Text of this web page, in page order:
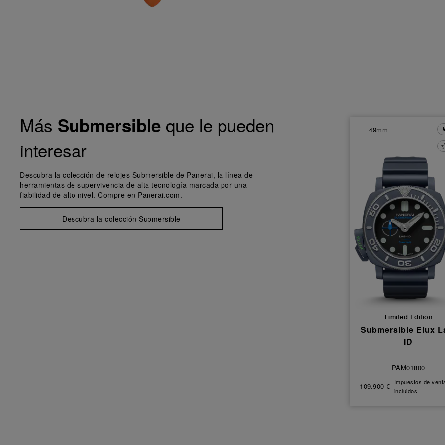
Más Submersible que le pueden
interesar
Descubra la colección de relojes Submersible de Panerai, la línea de
herramientas de supervivencia de alta tecnología marcada por una
fiabilidad de alto nivel. Compre en Panerai.com.
Descubra la colección Submersible
49mm
Limited Edition
Submersible Elux
ID
PAM01800
109.900 €
Impuestos de
incluidos